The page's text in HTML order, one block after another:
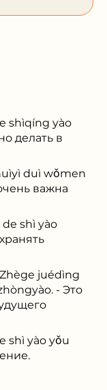
shìqíng yào
делать в
duì wǒmen
важна
de shì yào
Zhège juédìng
- Это
shì yào yǒu